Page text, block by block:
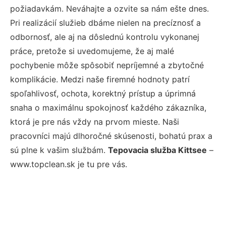
požiadavkám. Neváhajte a ozvite sa nám ešte dnes.
Pri realizácií služieb dbáme nielen na precíznosť a
odbornosť, ale aj na dôslednú kontrolu vykonanej
práce, pretože si uvedomujeme, že aj malé
pochybenie môže spôsobiť nepríjemné a zbytočné
komplikácie. Medzi naše firemné hodnoty patrí
spoľahlivosť, ochota, korektný prístup a úprimná
snaha o maximálnu spokojnosť každého zákazníka,
ktorá je pre nás vždy na prvom mieste. Naši
pracovníci majú dlhoročné skúsenosti, bohatú prax a
sú plne k vašim službám. Tepovacia služba Kittsee –
www.topclean.sk je tu pre vás.